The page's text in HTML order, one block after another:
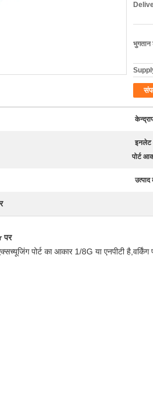
भुगतान
इनलेट
पोर्ट
उत्पाद
पर
पोर्ट का आकार 1/8G या एनपीटी